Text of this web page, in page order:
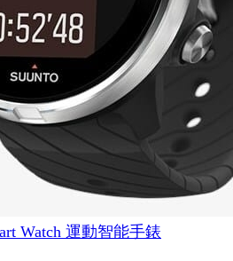
Watch 運動智能手錶